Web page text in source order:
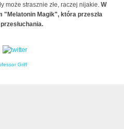
może strasznie złe, raczej nijakie. W
"Melatonin Magik", która przeszła
Griff